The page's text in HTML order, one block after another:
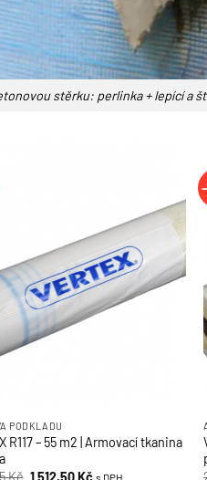
stěrku: perlinka + lepící a
PODKLADU
R117 – 55 m2 | Armovací tkanina
Kč Původní
1 512,50KčAktuální
s DPH